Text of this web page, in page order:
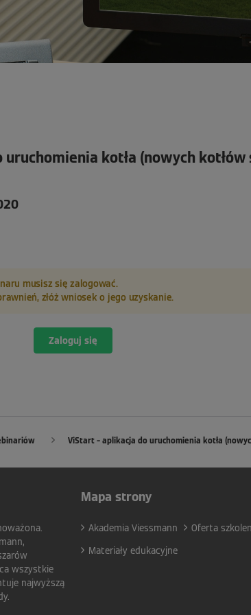
kotła (nowych kotłów
musisz się zalogować.
złóż wniosek o jego uzyskanie.
Zaloguj się
ViStart – aplikacja do uruchomienia kotła
wszystkie
najwyższą
Mapa strony
Akademia Viessmann
Oferta
Materiały edukacyjne